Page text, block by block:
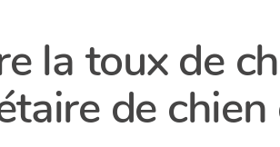
la toux de
de